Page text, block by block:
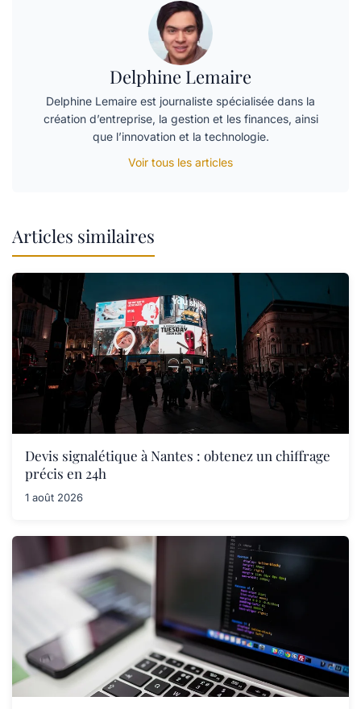
Delphine Lemaire
Delphine Lemaire est journaliste spécialisée dans la
création d’entreprise, la gestion et les finances, ainsi
que l’innovation et la technologie.
Voir tous les articles
Articles similaires
Devis signalétique à Nantes : obtenez un chiffrage
précis en 24h
1 août 2026